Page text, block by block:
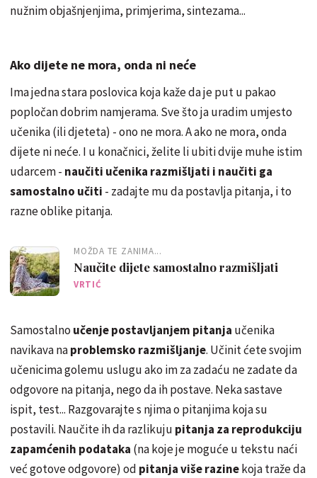
nužnim objašnjenjima, primjerima, sintezama...
Ako dijete ne mora, onda ni neće
Ima jedna stara poslovica koja kaže da je put u pakao
popločan dobrim namjerama. Sve što ja uradim umjesto
učenika (ili djeteta) - ono ne mora. A ako ne mora, onda
dijete ni neće. I u konačnici, želite li ubiti dvije muhe istim
udarcem - naučiti učenika razmišljati i naučiti ga
samostalno učiti - zadajte mu da postavlja pitanja, i to
razne oblike pitanja.
MOŽDA TE ZANIMA...
Naučite dijete samostalno razmišljati
VRTIĆ
Samostalno učenje postavljanjem pitanja učenika
navikava naproblemsko razmišljanje. Učinit ćete svojim
učenicima golemu uslugu ako im za zadaću ne zadate da
odgovore na pitanja, nego da ih postave. Neka sastave
ispit, test... Razgovarajte s njima o pitanjima koja su
postavili. Naučite ih da razlikuju pitanja za reprodukciju
zapamćenih podataka (na koje je moguće u tekstu naći
već gotove odgovore) od pitanja više razinekoja traže da